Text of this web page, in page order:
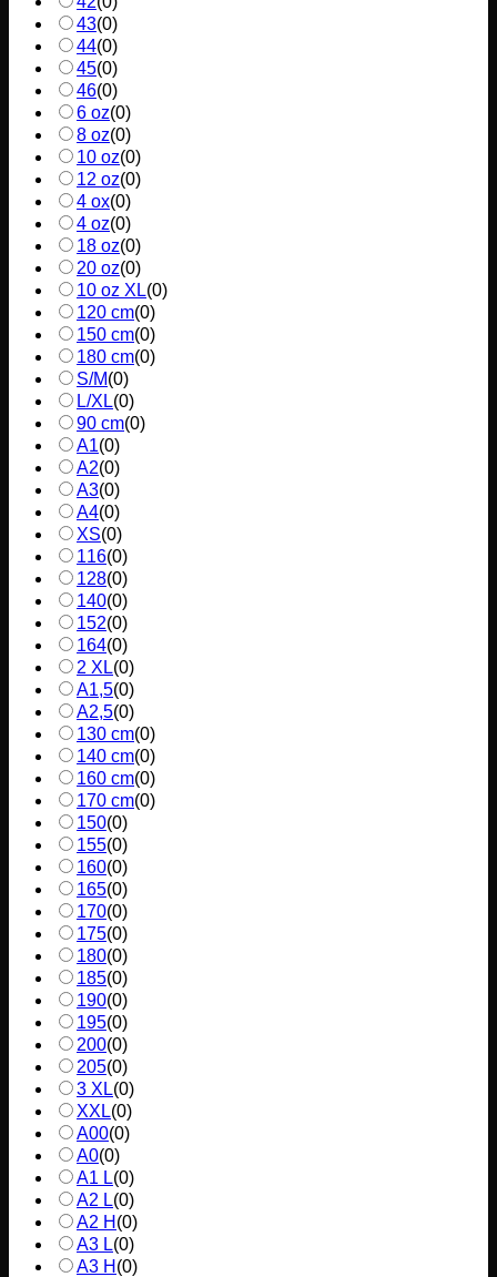
43(0)
44(0)
45(0)
46(0)
6 oz(0)
8 oz(0)
10 oz(0)
12 oz(0)
4 ox(0)
4 oz(0)
18 oz(0)
20 oz(0)
10 oz XL(0)
120 cm(0)
150 cm(0)
180 cm(0)
S/M(0)
L/XL(0)
90 cm(0)
A1(0)
A2(0)
A3(0)
A4(0)
XS(0)
116(0)
128(0)
140(0)
152(0)
164(0)
2 XL(0)
A1,5(0)
A2,5(0)
130 cm(0)
140 cm(0)
160 cm(0)
170 cm(0)
150(0)
155(0)
160(0)
165(0)
170(0)
175(0)
180(0)
185(0)
190(0)
195(0)
200(0)
205(0)
3 XL(0)
XXL(0)
A00(0)
A0(0)
A1 L(0)
A2 L(0)
A2 H (0)
A3 L(0)
A3 H (0)